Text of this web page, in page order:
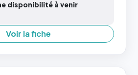
disponibilité à venir
Voir la fiche